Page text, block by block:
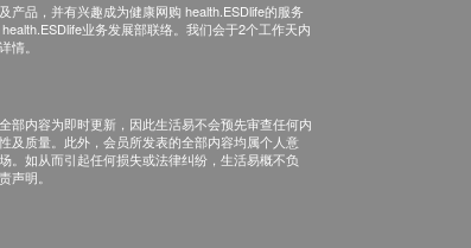
产品，并有兴趣成为健康网购 health.ESDlife的服务
业务发展部联络。我们会于2个工作天内
情。
部内容为即时更新，因此生活易不会预先审查任何内
及质量。此外，会员所发表的全部内容均属个人意
。如从而引起任何损失或法律纠纷，生活易概不负
声明。